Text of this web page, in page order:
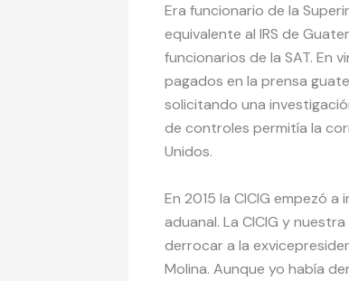
Era funcionario de la
equivalente al IRS de
funcionarios de la SAT. En
pagados en la prensa
solicitando una
de controles permitía la
Unidos.
En 2015 la CICIG empezó
aduanal. La CICIG y
derrocar a la
Molina. Aunque yo había